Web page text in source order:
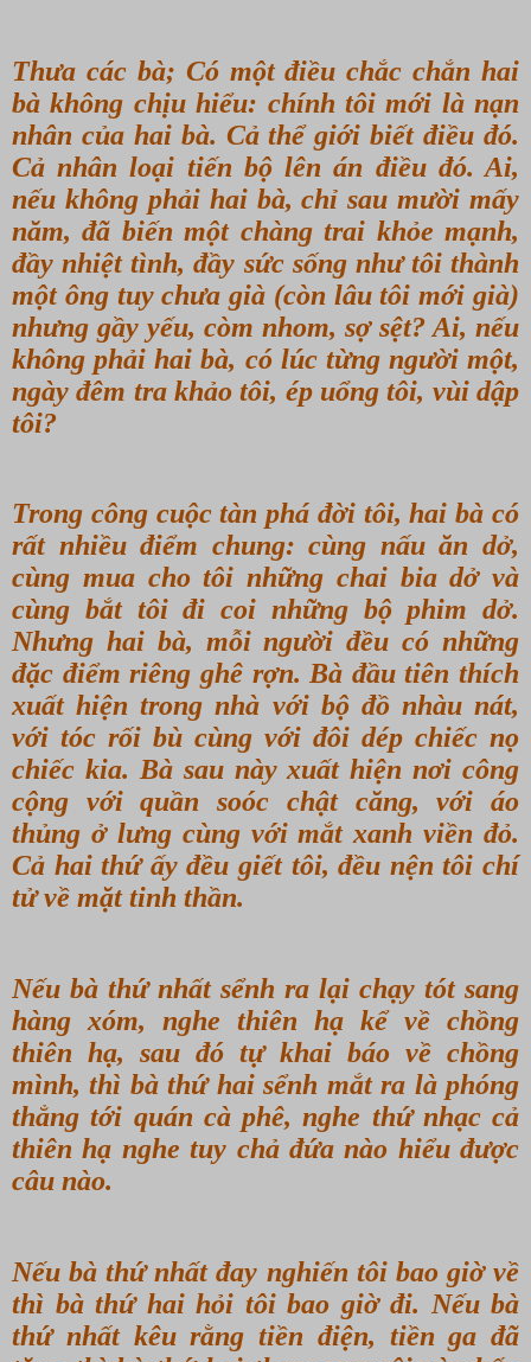
Thưa các bà; Có một điều chắc chắn hai
bà không chịu hiểu: chính tôi mới là nạn
nhân của hai bà. Cả thể giới biết điều đó.
Cả nhân loại tiến bộ lên án điều đó. Ai,
nếu không phải hai bà, chỉ sau mười mấy
năm, đã biến một chàng trai khỏe mạnh,
đầy nhiệt tình, đầy sức sống như tôi thành
một ông tuy chưa già (còn lâu tôi mới già)
nhưng gầy yếu, còm nhom, sợ sệt? Ai, nếu
không phải hai bà, có lúc từng người một,
ngày đêm tra khảo tôi, ép uổng tôi, vùi dập
tôi?
Trong công cuộc tàn phá đời tôi, hai bà có
rất nhiều điểm chung: cùng nấu ăn dở,
cùng mua cho tôi những chai bia dở và
cùng bắt tôi đi coi những bộ phim dở.
Nhưng hai bà, mỗi người đều có những
đặc điểm riêng ghê rợn. Bà đầu tiên thích
xuất hiện trong nhà với bộ đồ nhàu nát,
với tóc rối bù cùng với đôi dép chiếc nọ
chiếc kia. Bà sau này xuất hiện nơi công
cộng với quần soóc chật căng, với áo
thủng ở lưng cùng với mắt xanh viền đỏ.
Cả hai thứ ấy đều giết tôi, đều nện tôi chí
tử về mặt tinh thần.
Nếu bà thứ nhất sểnh ra lại chạy tót sang
hàng xóm, nghe thiên hạ kể về chồng
thiên hạ, sau đó tự khai báo về chồng
mình, thì bà thứ hai sểnh mắt ra là phóng
thẳng tới quán cà phê, nghe thứ nhạc cả
thiên hạ nghe tuy chả đứa nào hiểu được
câu nào.
Nếu bà thứ nhất đay nghiến tôi bao giờ về
thì bà thứ hai hỏi tôi bao giờ đi. Nếu bà
thứ nhất kêu rằng tiền điện, tiền ga đã